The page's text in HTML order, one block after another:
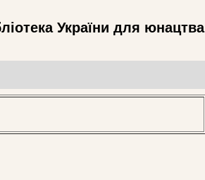
України для юнацтва